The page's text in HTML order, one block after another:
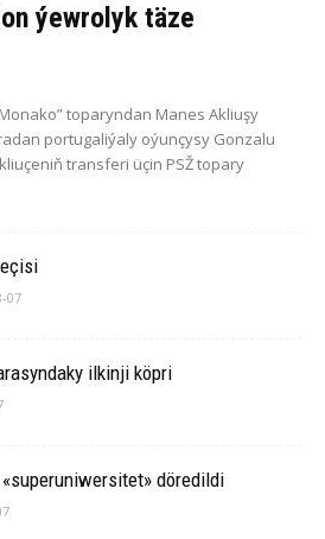
ýewrolyk täze
toparyndan Manes Akliuşy
portugaliýaly oýunçysy Gonzalu
transferi üçin PSŽ topary
07
ilkinji köp­ri
döredildi